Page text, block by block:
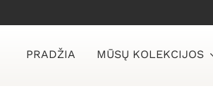
PRADŽIA MŪSŲ KOLEKCIJOS